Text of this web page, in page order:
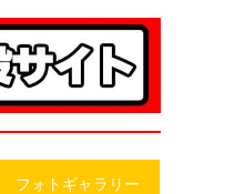
フォトギャラリー